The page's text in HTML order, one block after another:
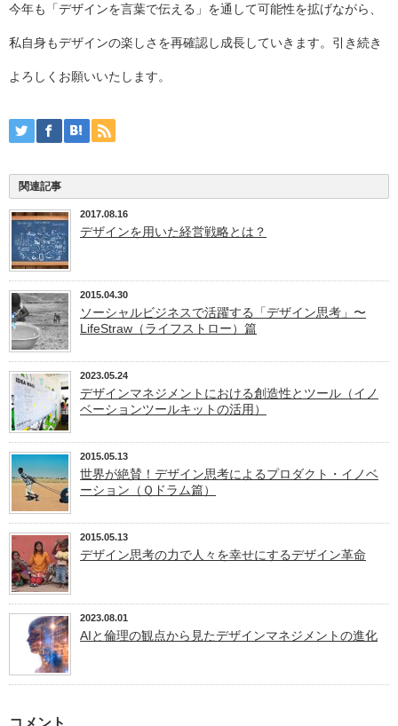
今年も「デザインを言葉で伝える」を通して可能性を拡げながら、
私自身もデザインの楽しさを再確認し成長していきます。引き続き
よろしくお願いいたします。
関連記事
2017.08.16
デザインを用いた経営戦略とは？
2015.04.30
ソーシャルビジネスで活躍する「デザイン思考」〜
LifeStraw（ライフストロー）篇
2023.05.24
デザインマネジメントにおける創造性とツール（イノ
ベーションツールキットの活用）
2015.05.13
世界が絶賛！デザイン思考によるプロダクト・イノベ
ーション（Ｑドラム篇）
2015.05.13
デザイン思考の力で人々を幸せにするデザイン革命
2023.08.01
AIと倫理の観点から見たデザインマネジメントの進化
コメント